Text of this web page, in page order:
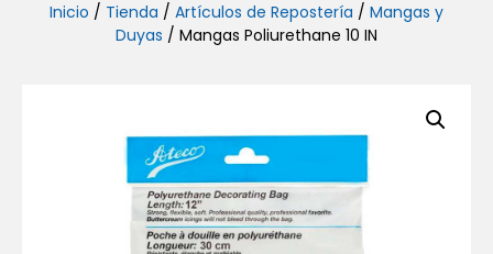
Inicio / Tienda / Artículos de Repostería / Mangas y
Duyas / Mangas Poliurethane 10 IN